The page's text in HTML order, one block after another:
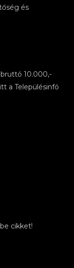
és
10.000,-
a Településinfó
cikket!